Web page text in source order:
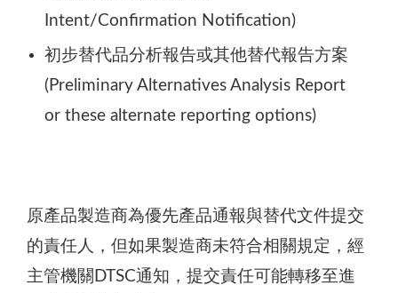
Intent/Confirmation Notification)
初步替代品分析報告或其他替代報告方案
(Preliminary Alternatives Analysis Report
or these alternate reporting options)
原產品製造商為優先產品通報與替代文件提交
的責任人，但如果製造商未符合相關規定，經
主管機關DTSC通知，提交責任可能轉移至進